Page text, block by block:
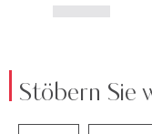
Stöbern Sie